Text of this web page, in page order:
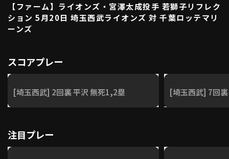
運営会社 （別ウィンドウで開く）
【ファーム】ライオンズ・宮澤太成投手 若獅子リフレク
ション 5月20日 埼玉西武ライオンズ 対 千葉ロッテマリ
ーンズ
スコアプレー
[埼玉西武] 2回裏 平沢 無死1,2塁 [埼玉西武] 7回
注目プレー